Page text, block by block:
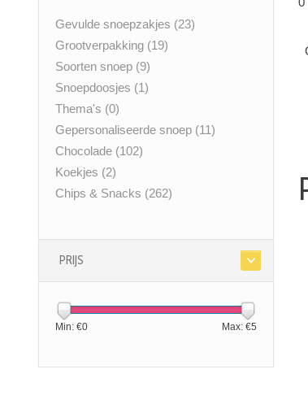
Gevulde snoepzakjes (23)
Grootverpakking (19)
Soorten snoep (9)
Snoepdoosjes (1)
Thema's (0)
Gepersonaliseerde snoep (11)
Chocolade (102)
Koekjes (2)
Chips & Snacks (262)
PRIJS
Min: €0 Max: €5